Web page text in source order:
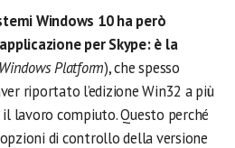
Windows 10 ha però
per Skype: è la
Platform), che spesso
riportato l’edizione Win32 a più
lavoro compiuto. Questo perché
di controllo della versione